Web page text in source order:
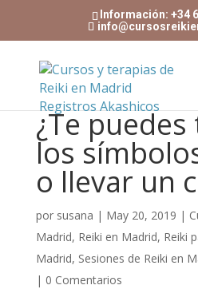
Información: +34
¿Te
los
o llevar un
por susana | May 20, 2019 |
Madrid, Reiki en Madrid, Reiki
Madrid, Sesiones de Reiki en
| 0 Comentarios